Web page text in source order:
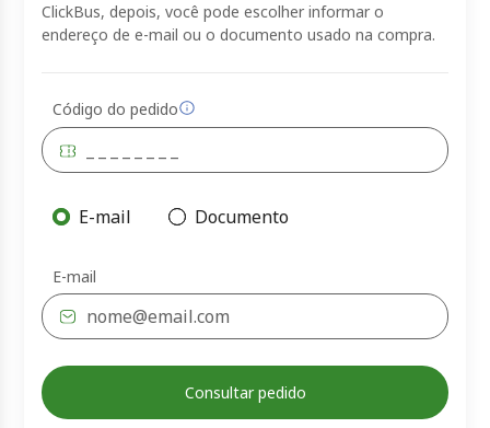
ClickBus, depois, você pode escolher informar o
endereço de e-mail ou o documento usado na compra.
Código do pedido
E-mail Documento
E-mail
Consultar pedido